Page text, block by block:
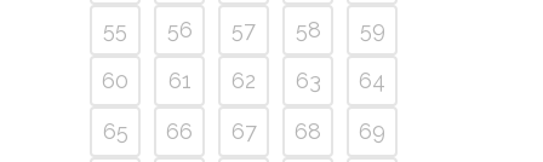
55
56 57 58
59
60
61 62 63
64
65
66 67 68
69